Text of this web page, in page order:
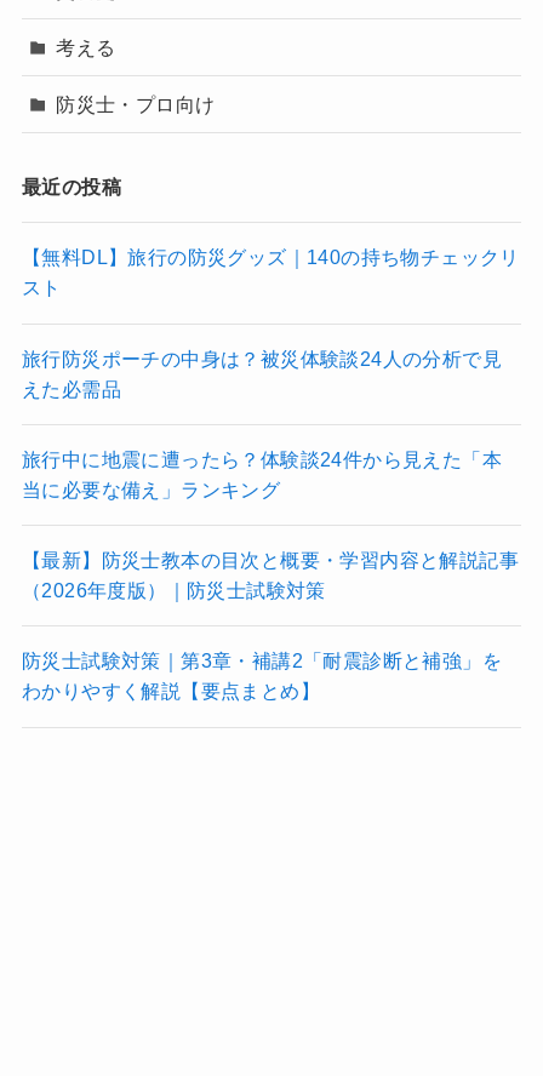
考える
防災士・プロ向け
最近の投稿
【無料DL】旅行の防災グッズ｜140の持ち物チェックリ
スト
旅行防災ポーチの中身は？被災体験談24人の分析で見
えた必需品
旅行中に地震に遭ったら？体験談24件から見えた「本
当に必要な備え」ランキング
【最新】防災士教本の目次と概要・学習内容と解説記事
（2026年度版）｜防災士試験対策
防災士試験対策｜第3章・補講2「耐震診断と補強」を
わかりやすく解説【要点まとめ】